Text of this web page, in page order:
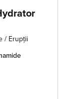
/ Erupții